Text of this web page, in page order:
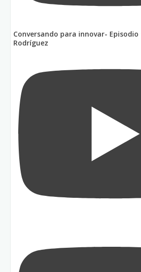
Conversando para innovar- Episodio
Rodríguez